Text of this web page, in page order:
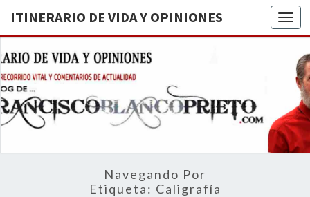
ITINERARIO DE VIDA Y OPINIONES
DE
BREVE
RECORRIDO
VITAL Y
ACTUALIDAD
Navegando Por
Etiqueta: Caligrafía